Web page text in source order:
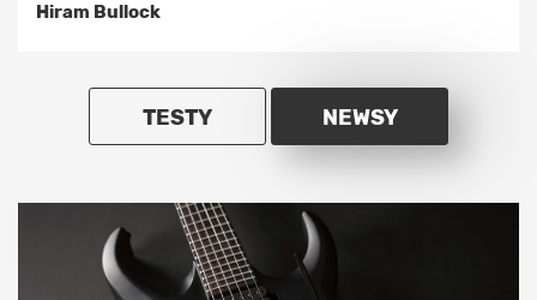
Hiram Bullock
TESTY NEWSY